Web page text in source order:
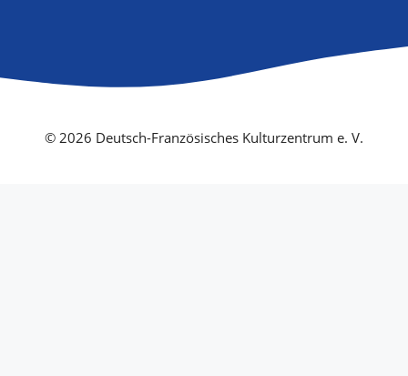
© 2026 Deutsch-Französisches Kulturzentrum e. V.